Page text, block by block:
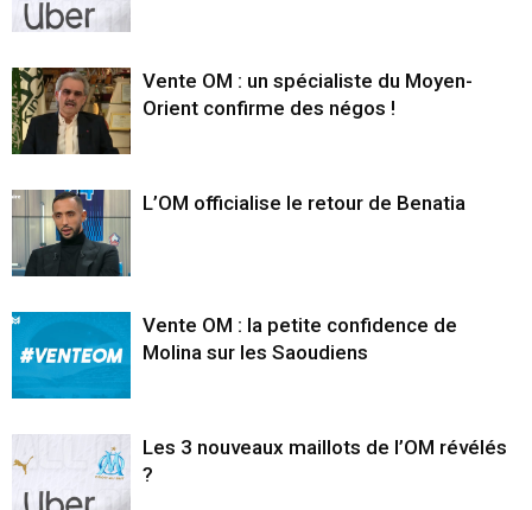
Vente OM : un spécialiste du Moyen-
Orient confirme des négos !
L’OM officialise le retour de Benatia
Vente OM : la petite confidence de
Molina sur les Saoudiens
Les 3 nouveaux maillots de l’OM révélés
?